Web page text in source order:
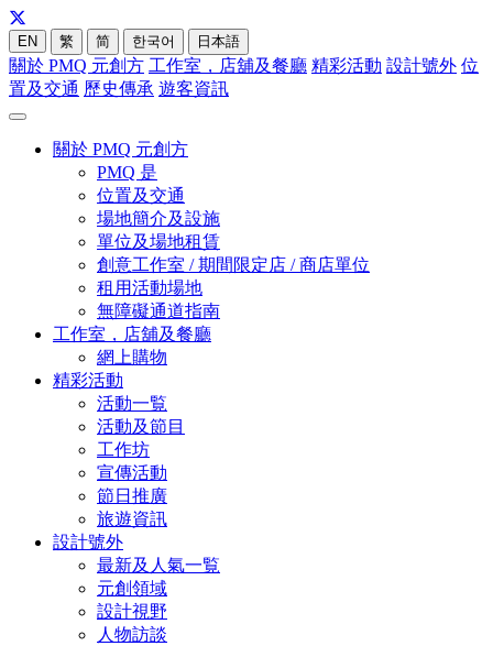
EN 繁 简 한국어 日本語
關於 PMQ 元創方 工作室，店舖及餐廳 精彩活動 設計號外 位
置及交通 歷史傳承 遊客資訊
關於 PMQ 元創方
PMQ 是
位置及交通
場地簡介及設施
單位及場地租賃
創意工作室 / 期間限定店 / 商店單位
租用活動場地
無障礙通道指南
工作室，店舖及餐廳
網上購物
精彩活動
活動一覧
活動及節目
工作坊
宣傳活動
節日推廣
旅遊資訊
設計號外
最新及人氣一覧
元創領域
設計視野
人物訪談